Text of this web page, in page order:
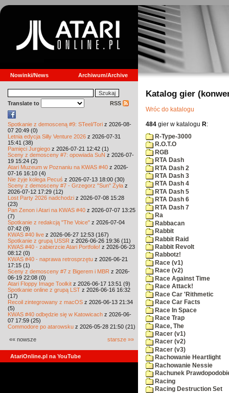
Nowinki/News Archiwum/Archive
Translate to RSS
Spotkanie z demosceną #9: STeel/Tori z 2026-08-
07 20:49 (0)
Letnia edycja Silly Venture 2026 z 2026-07-31
15:41 (38)
Pamięci Jurgiego z 2026-07-21 12:42 (1)
Sceny z demosceny #7: opowiada SuN z 2026-07-
19 15:24 (2)
Atari Muzeum w Poznaniu na KWAS #40 z 2026-
07-16 16:10 (4)
Nie żyje kolega Pecuś z 2026-07-13 18:00 (30)
Sceny z demosceny #7 - Grzegorz "Sun" Żyła z
2026-07-12 17:29 (12)
Lost Party 2026 nadchodzi z 2026-07-08 15:28
(23)
Pan Zenon i Atari na KWAS #40 z 2026-07-07 13:25
(7)
Spotkanie z redakcją "The Voice" z 2026-07-04
07:42 (9)
KWAS #40 live z 2026-06-27 12:53 (167)
Spotkanie z grupą USSR z 2026-06-26 19:36 (11)
KWAS #40 - zabierzcie Atari Portfolio! z 2026-06-23
08:12 (0)
KWAS #40 - naprawa retrosprzętu z 2026-06-21
17:15 (1)
Sceny z demosceny #7 z Bigerem i MBR z 2026-
06-19 22:08 (0)
Atari Floppy Image Toolkit z 2026-06-17 13:51 (9)
Spotkanie online z grupą LST z 2026-06-16 16:32
(17)
Recoil zintegrowany z macOS z 2026-06-13 21:34
(5)
KWAS #40 odbędzie się w Katowicach z 2026-06-
07 17:59 (25)
Commodore po atarowsku z 2026-05-28 21:50 (21)
«« nowsze starsze »»
AtariOnline.pl na YouTube
Katalog gier
Wróc do katalogu
484 gier w katalogu R:
R-Type-3000
R.O.T.O
RGB
RTA Dash
RTA Dash 2
RTA Dash 3
RTA Dash 4
RTA Dash 5
RTA Dash 6
RTA Dash 7
Ra
Rabbacan
Rabbit
Rabbit Raid
Rabbit Revolt
Rabbotz!
Race (v1)
Race (v2)
Race Against Time
Race Attack!
Race Car 'Rithmetic
Race Car Facts
Race In Space
Race Trap
Race, The
Racer (v1)
Racer (v2)
Racer (v3)
Rachowanie Heartlight
Rachowanie Nessie
Rachunek
Racing
Racing Destruction Set